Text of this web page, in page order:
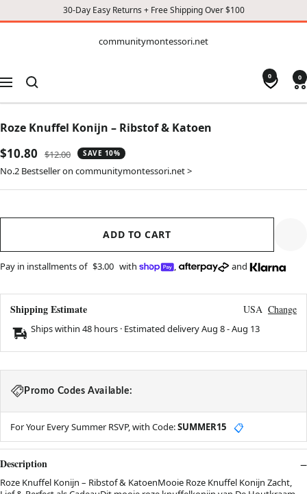
30-Day Easy Returns + Free Shipping Over $100
CONTENT
communitymontessori.net
Navigation
0 0
Roze Knuffel Konijn – Ribstof & Katoen
Sale
price
$10.80
Regular
price
$12.00 SAVE 10%
No.2 Bestseller on communitymontessori.net >
ADD TO CART
Pay in installments of $3.00 with , and
Shipping Estimate USA Change
Ships within 48 hours · Estimated deliveryAug 8-Aug 13
Promo Codes Available:
For Your Every Summer RSVP, with Code:SUMMER15 📋
Description
Roze Knuffel Konijn – Ribstof & KatoenMooie Roze Knuffel Konijn Zacht,